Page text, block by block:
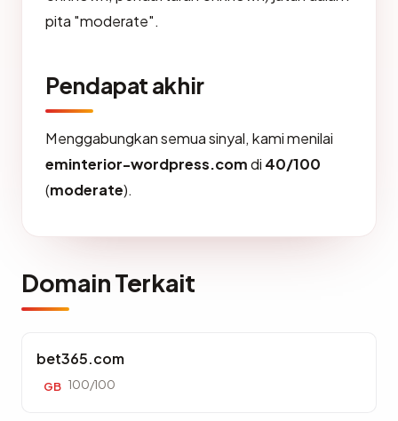
pita "moderate".
Pendapat akhir
Menggabungkan semua sinyal, kami menilai
eminterior-wordpress.comdi 40/100
(moderate).
Domain Terkait
bet365.com
GB 100/100